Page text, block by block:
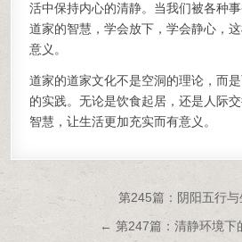
活中保持内心的清静。当我们被各种
道家的智慧，学会放下，学会静心，
意义。
道家的道家文化不是空洞的理论，而
的实践。无论是饮食起居，还是人际
智慧，让生活更加充实而有意义。
文章导航
第245篇：阴阳五行
← 第247篇：清静环境下